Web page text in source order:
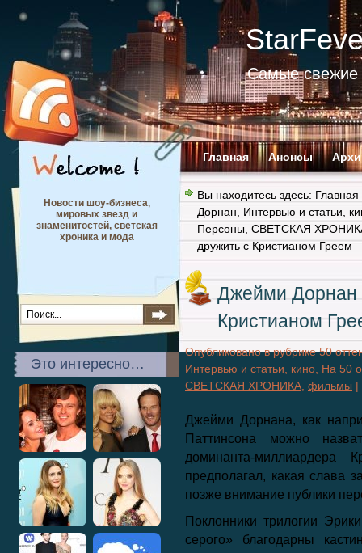
Самые свежие
Главная Анонсы
Новости шоу-бизнеса,
мировых звезд и
знаменитостей, светская
хроника и мода
Это интересно…
Вы находитесь здесь: Главная
Дорнан
Интервью и статьи
Персоны СВЕТСКАЯ
дружить с Кристианом Греем
Джейми Дорнан
Кристианом
Опубликовано в рубрике50
Интервью и статьи
кино На 50
СВЕТСКАЯ ХРОНИКА фильмы |
Джейми Дорнана, как
Паттинсона можно
доминанта-
предполагал, какая слава
позже внимание публики
Поклонники трилогии
серого» благодарны